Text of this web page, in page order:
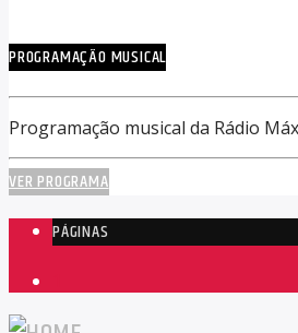
PROGRAMAÇÃO MUSICAL
Programação musical da Rádio
VER PROGRAMA
PÁGINAS